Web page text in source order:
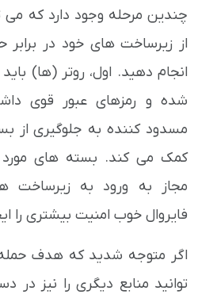
چندین مرحله وجود دارد که می
از زیرساخت های خود در
انجام دهید. اول، روتر (ها)
شده و رمزهای عبور قوی
کمک می کند. بسته های مورد
مجاز به ورود به زیرساخت
فایروال خوب امنیت بیشتری را
اگر متوجه شدید که هدف حمله
توانید منابع دیگری را نیز در